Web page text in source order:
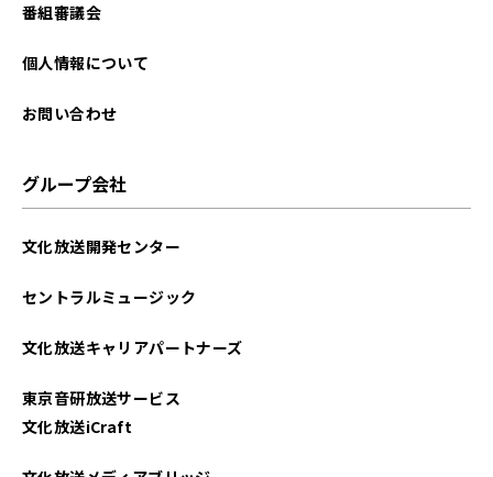
番組審議会
個人情報について
お問い合わせ
グループ会社
文化放送開発センター
セントラルミュージック
文化放送キャリアパートナーズ
東京音研放送サービス
文化放送iCraft